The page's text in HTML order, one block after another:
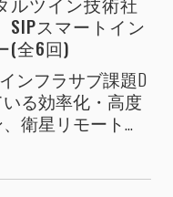
スマートイン
(全6回)
ンフラサブ課題D
る効率化・高度
衛星リモート...